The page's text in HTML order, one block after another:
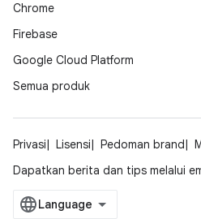
Chrome
Firebase
Google Cloud Platform
Semua produk
Privasi Lisensi Pedoman brand
Dapatkan berita dan tips melalui